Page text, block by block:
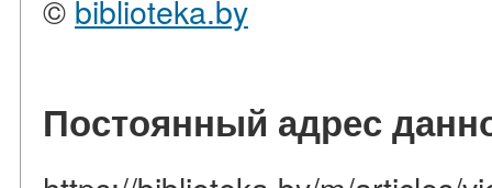
© biblioteka.by
Постоянный адрес